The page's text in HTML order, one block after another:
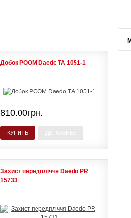
Добок POOM Daedo ТА 1051-1
810.00грн.
КУПИТЬ
Захист передпліччя Daedo PR
15733